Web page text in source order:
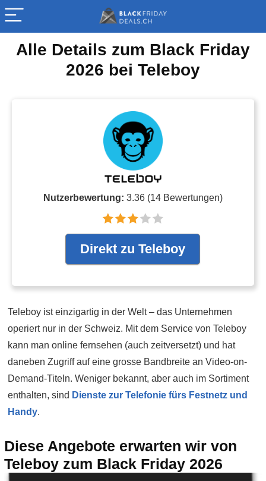
Alle Details zum Black Friday
2026 bei Teleboy
Nutzerbewertung: 3.36 (14Bewertungen)
Direkt zu Teleboy
Teleboy ist einzigartig in der Welt – das Unternehmen
operiert nur in der Schweiz. Mit dem Service von Teleboy
kann man online fernsehen (auch zeitversetzt) und hat
daneben Zugriff auf eine grosse Bandbreite an Video-on-
Demand-Titeln. Weniger bekannt, aber auch im Sortiment
enthalten, sind Dienste zur Telefonie fürs Festnetz und
Handy.
Diese Angebote erwarten wir von
Teleboy zum Black Friday 2026